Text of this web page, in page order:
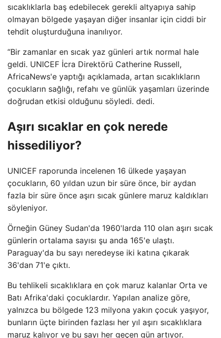
sıcaklıklarla baş edebilecek gerekli altyapıya sahip
olmayan bölgede yaşayan diğer insanlar için ciddi bir
tehdit oluşturduğuna inanılıyor.
“Bir zamanlar en sıcak yaz günleri artık normal hale
geldi. UNICEF İcra Direktörü Catherine Russell,
AfricaNews'e yaptığı açıklamada, artan sıcaklıkların
çocukların sağlığı, refahı ve günlük yaşamları üzerinde
doğrudan etkisi olduğunu söyledi. dedi.
Aşırı sıcaklar en çok nerede
hissediliyor?
UNICEF raporunda incelenen 16 ülkede yaşayan
çocukların, 60 yıldan uzun bir süre önce, bir aydan
fazla bir süre önce aşırı sıcak günlere maruz kaldıkları
söyleniyor.
Örneğin Güney Sudan'da 1960'larda 110 olan aşırı sıcak
günlerin ortalama sayısı şu anda 165'e ulaştı.
Paraguay'da bu sayı neredeyse iki katına çıkarak
36'dan 71'e çıktı.
Bu tehlikeli sıcaklıklara en çok maruz kalanlar Orta ve
Batı Afrika'daki çocuklardır. Yapılan analize göre,
yalnızca bu bölgede 123 milyona yakın çocuk yaşıyor,
bunların üçte birinden fazlası her yıl aşırı sıcaklıklara
maruz kalıyor ve bu sayı her geçen gün artıyor.